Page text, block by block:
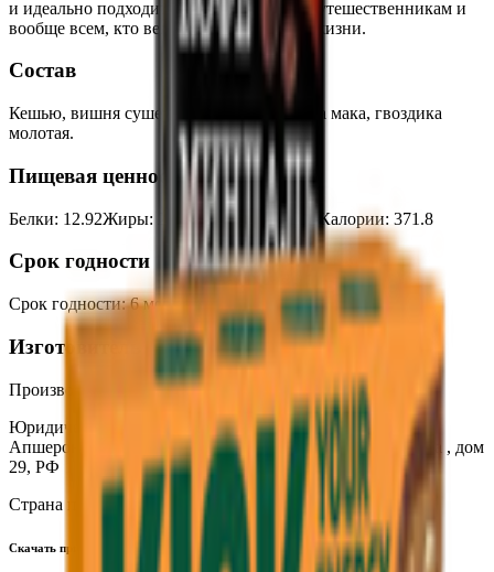
и идеально подходит и спортсменам, и путешественникам и
вообще всем, кто ведет активный образ жизни.
Состав
Кешью, вишня сушенная, финики, семена мака, гвоздика
молотая.
Пищевая ценность на 100г
Белки: 12.92Жиры: 26.81 Углеводы: 20.33 Калории: 371.8
Срок годности
Срок годности:6 месяцев
Изготовитель
Производитель:
ИП Мкртчян Грач Артурович
Юридический адрес:
Краснодарский край, 352690,
Апшеронский район, город Апшеронск, улица Пирогова , дом
29, РФ
Страна производства:
Россия
Скачать приложение